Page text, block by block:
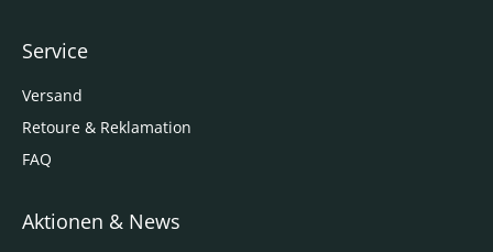
Service
Versand
Retoure & Reklamation
FAQ
Aktionen & News